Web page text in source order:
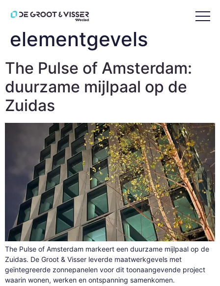
Tag:prefab
elementgevels
The Pulse of Amsterdam:
duurzame mijlpaal op de
Zuidas
The Pulse of Amsterdam markeert een duurzame mijlpaal op de
Zuidas. De Groot & Visser leverde maatwerkgevels met
geïntegreerde zonnepanelen voor dit toonaangevende project
waarin wonen, werken en ontspanning samenkomen.